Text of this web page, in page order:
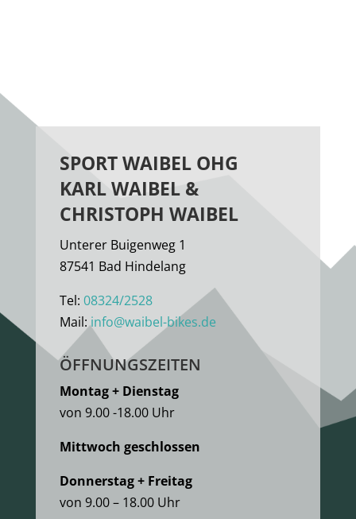
SPORT WAIBEL OHG
KARL WAIBEL &
CHRISTOPH WAIBEL
Unterer Buigenweg 1
87541 Bad Hindelang
Tel: 08324/2528
Mail:info@waibel-bikes.de
ÖFFNUNGSZEITEN
Montag + Dienstag
von 9.00 -18.00 Uhr
Mittwoch geschlossen
Donnerstag + Freitag
von 9.00 – 18.00 Uhr